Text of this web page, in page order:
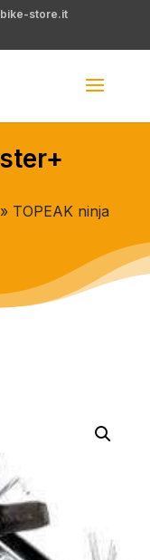
store.it
» TOPEAK ninja